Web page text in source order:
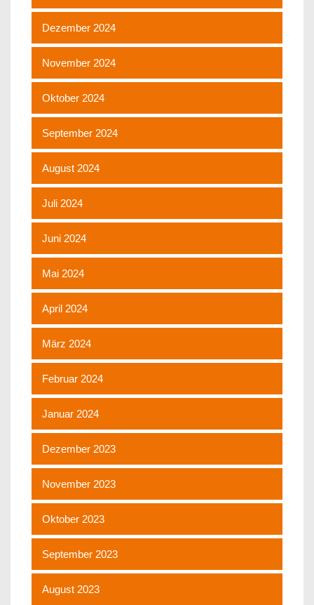
Dezember 2024
November 2024
Oktober 2024
September 2024
August 2024
Juli 2024
Juni 2024
Mai 2024
April 2024
März 2024
Februar 2024
Januar 2024
Dezember 2023
November 2023
Oktober 2023
September 2023
August 2023